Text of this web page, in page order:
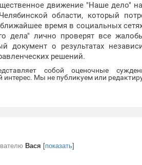
движение "Наше дело"
области, который
время в социальных
дела" лично проверят все
документ о результатах
решений.
собой оценочные
Мы не публикуем или
Вася [показать]